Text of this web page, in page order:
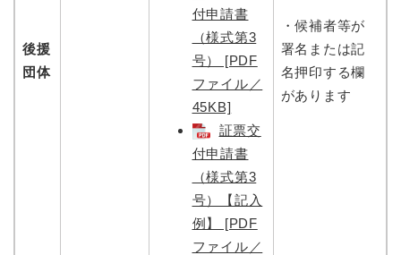
後援
団体
付申請書
（様式第3
号） [PDF
ファイル／
45KB]
証票交
付申請書
（様式第3
号）【記入
例】 [PDF
ファイル／
・候補者等が
署名または記
名押印する欄
があります